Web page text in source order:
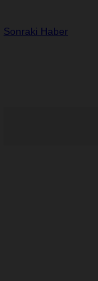
Sonraki Haber